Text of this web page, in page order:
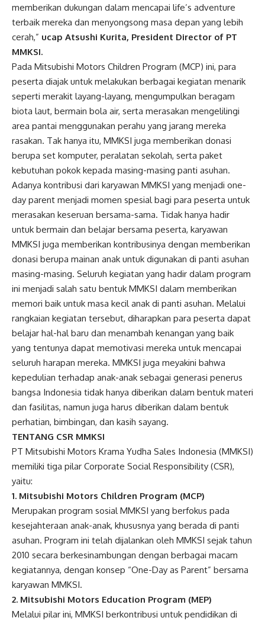
memberikan dukungan dalam mencapai life’s adventure
terbaik mereka dan menyongsong masa depan yang lebih
cerah,” ucap Atsushi Kurita, President Director of PT
MMKSI.
Pada Mitsubishi Motors Children Program (MCP) ini, para
peserta diajak untuk melakukan berbagai kegiatan menarik
seperti merakit layang-layang, mengumpulkan beragam
biota laut, bermain bola air, serta merasakan mengelilingi
area pantai menggunakan perahu yang jarang mereka
rasakan. Tak hanya itu, MMKSI juga memberikan donasi
berupa set komputer, peralatan sekolah, serta paket
kebutuhan pokok kepada masing-masing panti asuhan.
Adanya kontribusi dari karyawan MMKSI yang menjadi one-
day parent menjadi momen spesial bagi para peserta untuk
merasakan keseruan bersama-sama. Tidak hanya hadir
untuk bermain dan belajar bersama peserta, karyawan
MMKSI juga memberikan kontribusinya dengan memberikan
donasi berupa mainan anak untuk digunakan di panti asuhan
masing-masing. Seluruh kegiatan yang hadir dalam program
ini menjadi salah satu bentuk MMKSI dalam memberikan
memori baik untuk masa kecil anak di panti asuhan. Melalui
rangkaian kegiatan tersebut, diharapkan para peserta dapat
belajar hal-hal baru dan menambah kenangan yang baik
yang tentunya dapat memotivasi mereka untuk mencapai
seluruh harapan mereka. MMKSI juga meyakini bahwa
kepedulian terhadap anak-anak sebagai generasi penerus
bangsa Indonesia tidak hanya diberikan dalam bentuk materi
dan fasilitas, namun juga harus diberikan dalam bentuk
perhatian, bimbingan, dan kasih sayang.
TENTANG CSR MMKSI
PT Mitsubishi Motors Krama Yudha Sales Indonesia (MMKSI)
memiliki tiga pilar Corporate Social Responsibility (CSR),
yaitu:
1. Mitsubishi Motors Children Program (MCP)
Merupakan program sosial MMKSI yang berfokus pada
kesejahteraan anak-anak, khususnya yang berada di panti
asuhan. Program ini telah dijalankan oleh MMKSI sejak tahun
2010 secara berkesinambungan dengan berbagai macam
kegiatannya, dengan konsep “One-Day as Parent” bersama
karyawan MMKSI.
2. Mitsubishi Motors Education Program (MEP)
Melalui pilar ini, MMKSI berkontribusi untuk pendidikan di